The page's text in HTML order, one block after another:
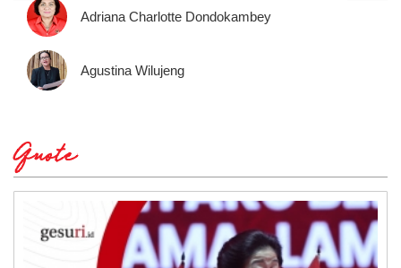
Adriana Charlotte Dondokambey
Agustina Wilujeng
Quote